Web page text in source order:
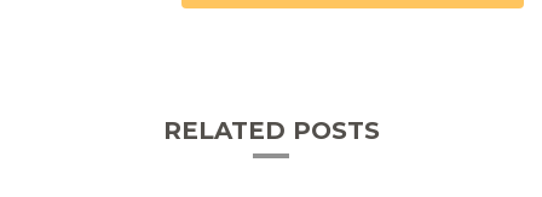
RELATED POSTS